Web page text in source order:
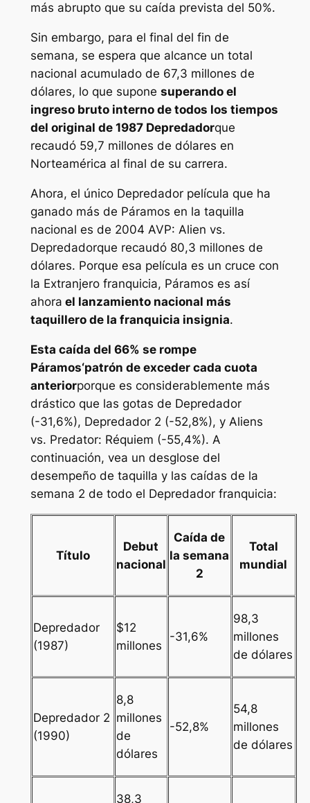
más abrupto que su caída prevista del 50%.
Sin embargo, para el final del fin de
semana, se espera que alcance un total
nacional acumulado de 67,3 millones de
dólares, lo que supone superando el
ingreso bruto interno de todos los tiempos
del original de 1987 Depredadorque
recaudó 59,7 millones de dólares en
Norteamérica al final de su carrera.
Ahora, el único Depredadorpelícula que ha
ganado más de Páramos en la taquilla
nacional es de 2004 AVP: Alien vs.
Depredadorque recaudó 80,3 millones de
dólares. Porque esa película es un cruce con
la Extranjerofranquicia, Páramos es así
ahora el lanzamiento nacional más
taquillero de la franquicia insignia.
Esta caída del 66% se rompe
Páramos‘patrón de exceder cada cuota
anteriorporque es considerablemente más
drástico que las gotas de Depredador
(-31,6%), Depredador 2 (-52,8%), y Aliens
vs. Predator: Réquiem (-55,4%). A
continuación, vea un desglose del
desempeño de taquilla y las caídas de la
semana 2 de todo el Depredadorfranquicia:
Título
Debut
nacional
Caída de
la semana
2
Total
mundial
Depredador
(1987)
$12
millones
-31,6%
98,3
millones
de dólares
Depredador 2
(1990)
8,8
millones
de
dólares
-52,8%
54,8
millones
de dólares
38,3